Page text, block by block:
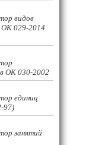
видов
ОК 029-2014
ОК 030-2002
единиц
97)
занятий